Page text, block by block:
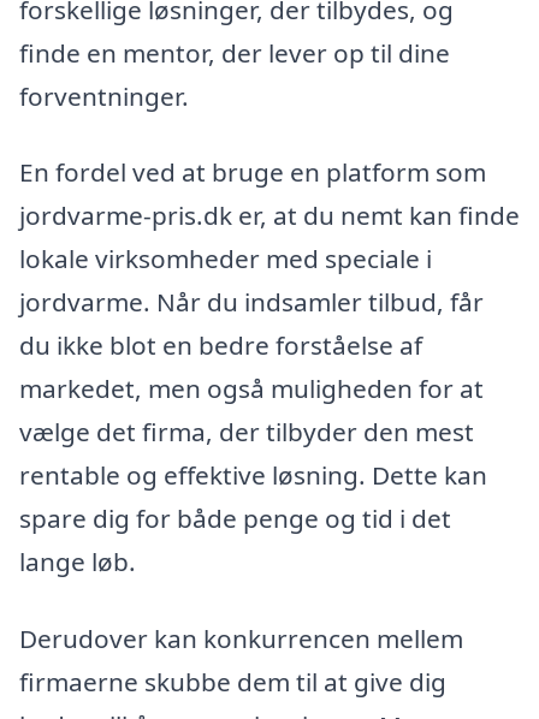
forskellige løsninger, der tilbydes, og
finde en mentor, der lever op til dine
forventninger.
En fordel ved at bruge en platform som
jordvarme-pris.dk er, at du nemt kan finde
lokale virksomheder med speciale i
jordvarme. Når du indsamler tilbud, får
du ikke blot en bedre forståelse af
markedet, men også muligheden for at
vælge det firma, der tilbyder den mest
rentable og effektive løsning. Dette kan
spare dig for både penge og tid i det
lange løb.
Derudover kan konkurrencen mellem
firmaerne skubbe dem til at give dig